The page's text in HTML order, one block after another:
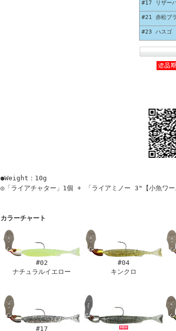
#17 リザー
#21 赤松ブ
#23 ハスゴ
●Weight：10g
◎「ライアチャター」1個 + 「ライアミノー 3"【小魚ワー
カラーチャート
#02
ナチュラルイエロー
#04
キンクロ
#17